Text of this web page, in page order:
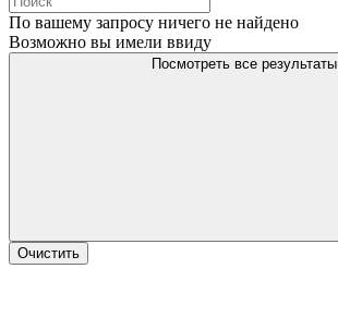
По вашему запросу ничего не найдено
Возможно вы имели ввиду
Посмотреть все результаты
Очистить